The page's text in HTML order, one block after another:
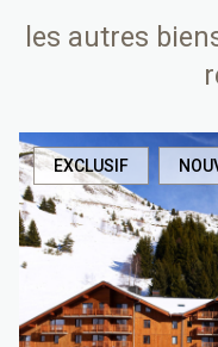
les autres
EXCLUSIF